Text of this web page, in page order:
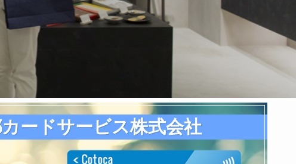
ードサービス株式会社